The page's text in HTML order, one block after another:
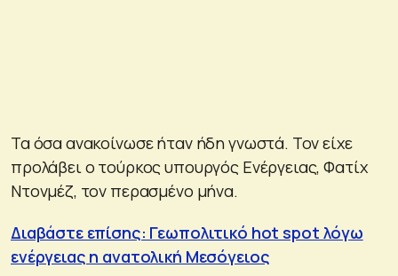
Τα όσα ανακοίνωσε ήταν ήδη γνωστά. Τον είχε
προλάβει ο τούρκος υπουργός Ενέργειας, Φατίχ
Ντονμέζ, τον περασμένο μήνα.
Διαβάστε επίσης: Γεωπολιτικό hot spot λόγω
ενέργειας η ανατολική Μεσόγειος